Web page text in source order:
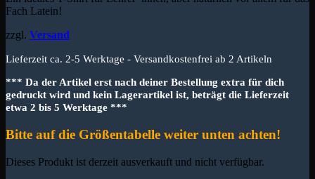
Fach Latein!
zzgl. Versand
Lieferzeit ca. 2-5 Werktage - Versandkostenfrei ab 2 Artikeln
*** Da der Artikel erst nach deiner Bestellung extra für dich
gedruckt wird und kein Lagerartikel ist, beträgt die Lieferzeit
etwa 2 bis 5 Werktage ***
Bitte auf die Größentabelle weiter unten achten!
Dieses Produkt ist derzeit ausverkauft und nicht verfügbar.